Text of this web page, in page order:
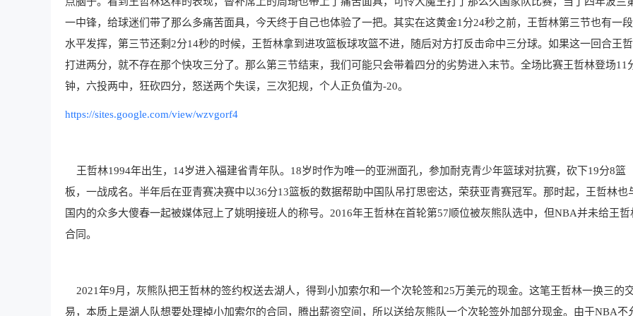
一中锋，给球迷们带了那么多痛苦面具，今天终于自己也体验了一把。其实在这黄金1分24秒之前，王哲林第三节也有一
水平发挥，第三节还剩2分14秒的时候，王哲林拿到进攻篮板球攻篮不进，随后对方打反击命中三分球。如果这一回合王
打进两分，就不存在那个快攻三分了。那么第三节结束，我们可能只会带着四分的劣势进入末节。全场比赛王哲林登场11
钟，六投两中，狂砍四分，怒送两个失误，三次犯规，个人正负值为-20。
https://sites.google.com/view/wzvgorf4
王哲林1994年出生，14岁进入福建省青年队。18岁时作为唯一的亚洲面孔，参加耐克青少年篮球对抗赛，砍下19分8篮
板，一战成名。半年后在亚青赛决赛中以36分13篮板的数据帮助中国队吊打思密达，荣获亚青赛冠军。那时起，王哲林也
国内的众多大傻春一起被媒体冠上了姚明接班人的称号。2016年王哲林在首轮第57顺位被灰熊队选中，但NBA并未给王哲
合同。
2021年9月，灰熊队把王哲林的签约权送去湖人，得到小加索尔和一个次轮签和25万美元的现金。这笔王哲林一换三的
易，本质上是湖人队想要处理掉小加索尔的合同，腾出薪资空间，所以送给灰熊队一个次轮签外加部分现金。由于NBA不